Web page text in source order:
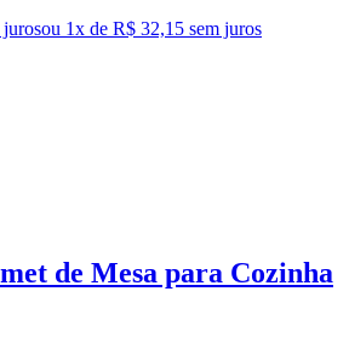
ou 1x de R$ 32,15 sem juros
de Mesa para Cozinha